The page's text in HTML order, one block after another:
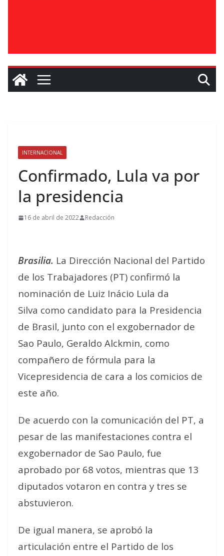
INTERNACIONAL
Confirmado, Lula va por
la presidencia
16 de abril de 2022 Redacción
Brasilia. La Dirección Nacional del Partido
de los Trabajadores (PT) confirmó la
nominación de Luiz Inácio Lula da
Silva como candidato para la Presidencia
de Brasil, junto con el exgobernador de
Sao Paulo, Geraldo Alckmin, como
compañero de fórmula para la
Vicepresidencia de cara a los comicios de
este año.
De acuerdo con la comunicación del PT, a
pesar de las manifestaciones contra el
exgobernador de Sao Paulo, fue
aprobado por 68 votos, mientras que 13
diputados votaron en contra y tres se
abstuvieron.
De igual manera, se aprobó la
articulación entre el Partido de los